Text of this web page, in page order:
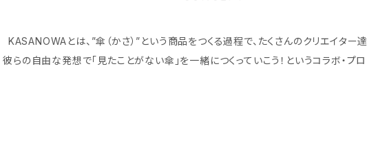
KASANOWAとは、”傘（かさ）”という商品をつくる過程で、たくさんのクリエイター達
彼らの自由な発想で「見たことがない傘」を一緒につくっていこう！というコラボ・プロ